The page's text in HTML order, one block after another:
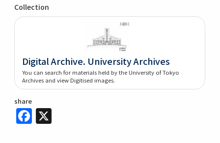
Collection
Digital Archive. University Archives
You can search for materials held by the University of Tokyo
Archives and view Digitised images.
share
Facebook